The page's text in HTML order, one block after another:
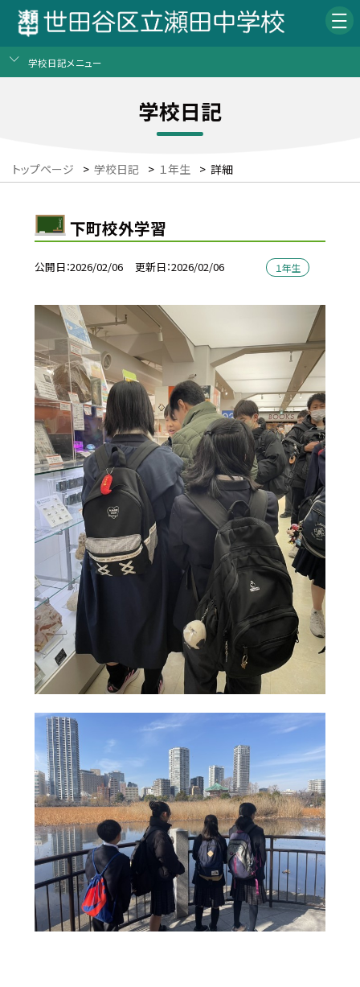
学校日記メニュー
学校日記
トップページ > 学校日記 > １年生 > 詳細
下町校外学習
公開日 2026/02/06 更新日 2026/02/06 １年生